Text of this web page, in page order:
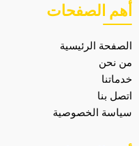
أهم الصفحات
الصفحة الرئيسية
من نحن
خدماتنا
اتصل بنا
سياسة الخصوصية